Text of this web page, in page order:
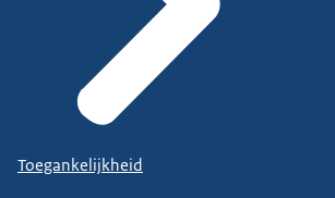
Toegankelijkheid